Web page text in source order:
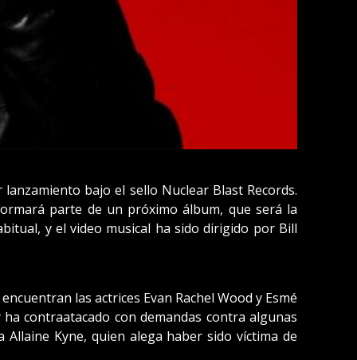
bajo el sello Nuclear Blast Records.
parte de un próximo álbum, que será la
y el video musical ha sido dirigido por Bill
las actrices Evan Rachel Wood y Esmé
contraatacado con demandas contra algunas
Kyne, quien alega haber sido víctima de